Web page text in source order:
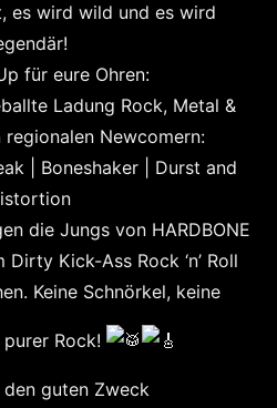
es wird wild und es wird
für eure Ohren:
Ladung Rock, Metal &
regionalen Newcomern:
| Boneshaker | Durst and
die Jungs von HARDBONE
Kick-Ass Rock ‘n’ Roll
Keine Schnörkel, keine
Rock!
guten Zweck